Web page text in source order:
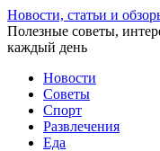
Перейти
к
статье
Новости, статьи и
Полезные советы,
каждый день
Новости
Советы
Спорт
Развлечения
Еда